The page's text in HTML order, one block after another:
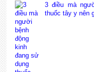
3 điều mà
thuốc tây y nên